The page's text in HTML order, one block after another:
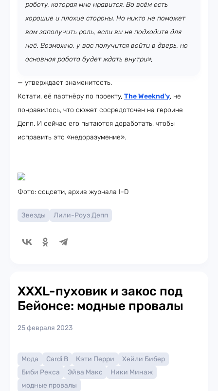
работу, которая мне нравится. Во всём есть
хорошие и плохие стороны. Но никто не поможет
вам заполучить роль, если вы не подходите для
неё. Возможно, у вас получится войти в дверь, но
основная работа будет ждать внутри»,
— утверждает знаменитость.
Кстати, её партнёру по проекту, The Weeknd'у, не
понравилось, что сюжет сосредоточен на героине
Депп. И сейчас его пытаются доработать, чтобы
исправить это «недоразумение».
Фото: соцсети, архив журнала I-D
Звезды Лили-Роуз Депп
XXXL-пуховик и закос под
Бейонсе: модные провалы
25 февраля 2023
Мода Cardi B Кэти Перри
Хейли Бибер
Биби Рекса
Эйва Макс
Ники Минаж
модные провалы